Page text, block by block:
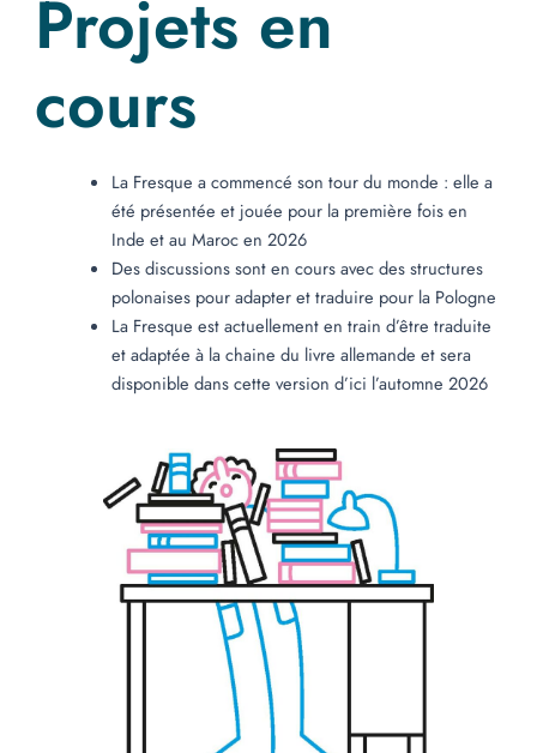
Projets en
cours
La Fresque a commencé son tour du monde : elle a
été présentée et jouée pour la première fois en
Inde et au Maroc en 2026
Des discussions sont en cours avec des structures
polonaises pour adapter et traduire pour la Pologne
La Fresque est actuellement en train d’être traduite
et adaptée à la chaine du livre allemande et sera
disponible dans cette version d’ici l’automne 2026